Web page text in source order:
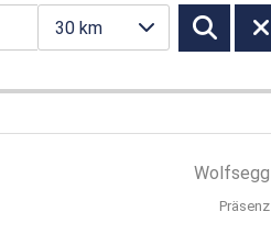
30 km
Wolfsegg
Präsenz